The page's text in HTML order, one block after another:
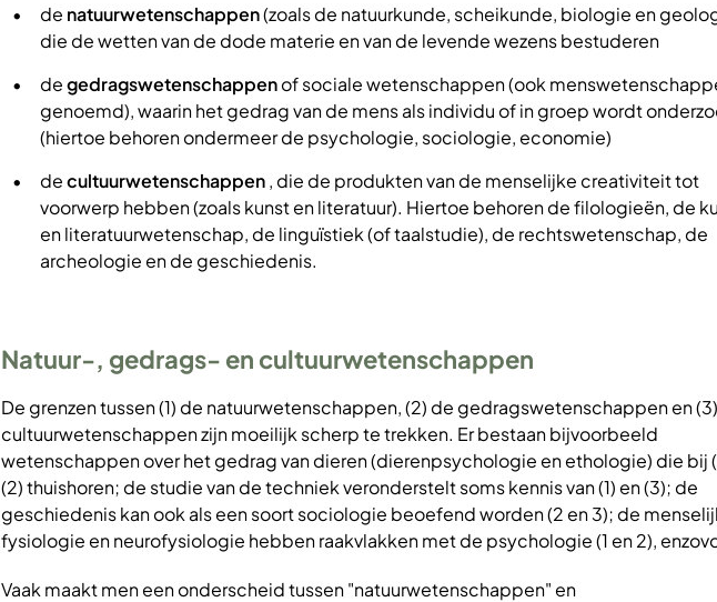
de natuurwetenschappen(zoals de natuurkunde, scheikunde, biologie en
die de wetten van de dode materie en van de levende wezens bestuderen
degedragswetenschappenof sociale wetenschappen (ook
genoemd), waarin het gedrag van de mens als individu of in groep wordt
(hiertoe behoren ondermeer de psychologie, sociologie, economie)
decultuurwetenschappen, die de produkten van de menselijke creativiteit tot
voorwerp hebben (zoals kunst en literatuur). Hiertoe behoren de filologieën, de
en literatuurwetenschap, de linguïstiek (of taalstudie), de rechtswetenschap, de
archeologie en de geschiedenis.
Natuur-, gedrags- en cultuurwetenschappen
De grenzen tussen (1) de natuurwetenschappen, (2) de gedragswetenschappen en
cultuurwetenschappen zijn moeilijk scherp te trekken. Er bestaan bijvoorbeeld
wetenschappen over het gedrag van dieren (dierenpsychologie en ethologie) die bij
(2) thuishoren; de studie van de techniek veronderstelt soms kennis van (1) en (3); de
geschiedenis kan ook als een soort sociologie beoefend worden (2 en 3); de
fysiologie en neurofysiologie hebben raakvlakken met de psychologie (1 en 2),
Vaak maakt men een onderscheid tussen "natuurwetenschappen" en